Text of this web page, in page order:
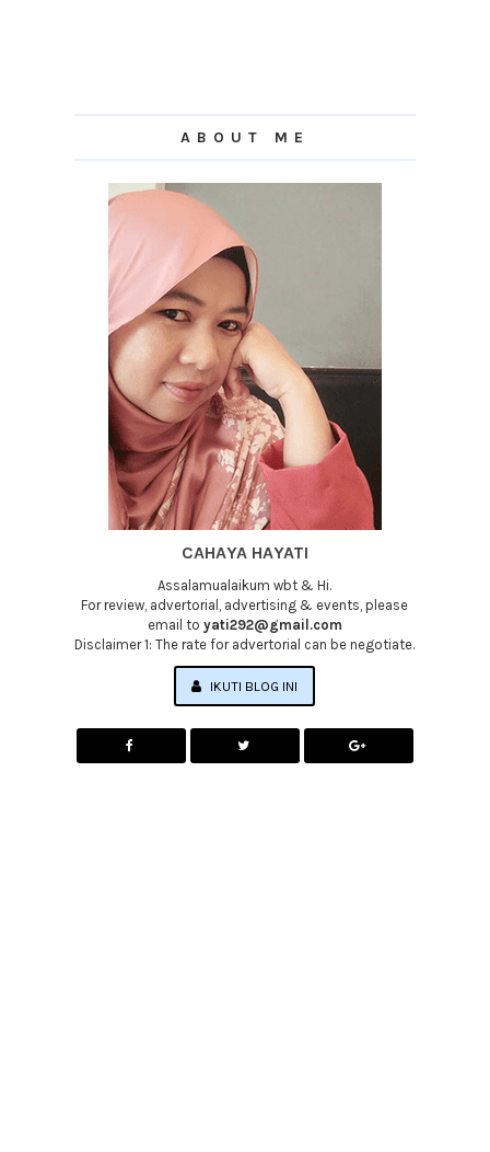
ABOUT ME
CAHAYA HAYATI
Assalamualaikum wbt & Hi.
For review, advertorial, advertising & events, please
email to yati292@gmail.com
Disclaimer 1: The rate for advertorial can be negotiate.
IKUTI BLOG INI